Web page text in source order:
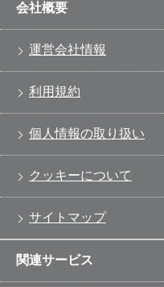
会社概要
運営会社情報
利用規約
個人情報の取り扱い
クッキーについて
サイトマップ
関連サービス